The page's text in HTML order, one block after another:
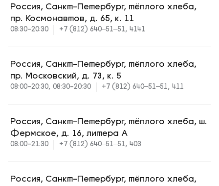
Россия, Санкт-Петербург, тёплого хлеба,
пр. Космонавтов, д. 65, к. 11
08:30-20:30 +7 (812) 640‒51‒51, 4141
Россия, Санкт-Петербург, тёплого хлеба,
пр. Московский, д. 73, к. 5
08:00-20:30, 08:30-20:30 +7 (812) 640‒51‒51, 411
Россия, Санкт-Петербург, тёплого хлеба, ш.
Фермское, д. 16, литера А
08:00-21:30 +7 (812) 640‒51‒51, 403
Россия, Санкт-Петербург, тёплого хлеба,